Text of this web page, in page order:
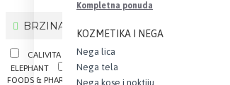
Kompletna ponuda
KOZMETIKA I NEGA
Nega lica
Nega tela
Nega kose i noktiju
BRZINA PROCESORA
CALIVITA INTERNATIONAL
ELEPHANT
ESENSA DOO.
FOODS & PHARMACEUTICALS N.T.M. SPA